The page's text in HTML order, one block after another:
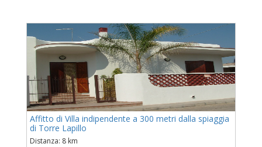
Affitto di Villa indipendente a 300 metri dalla spiaggia
di Torre Lapillo
Distanza: 8 km